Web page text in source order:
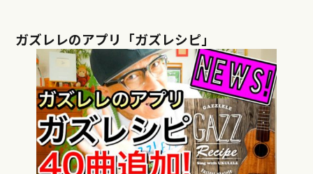
ガズレレのアプリ「ガズレシピ」